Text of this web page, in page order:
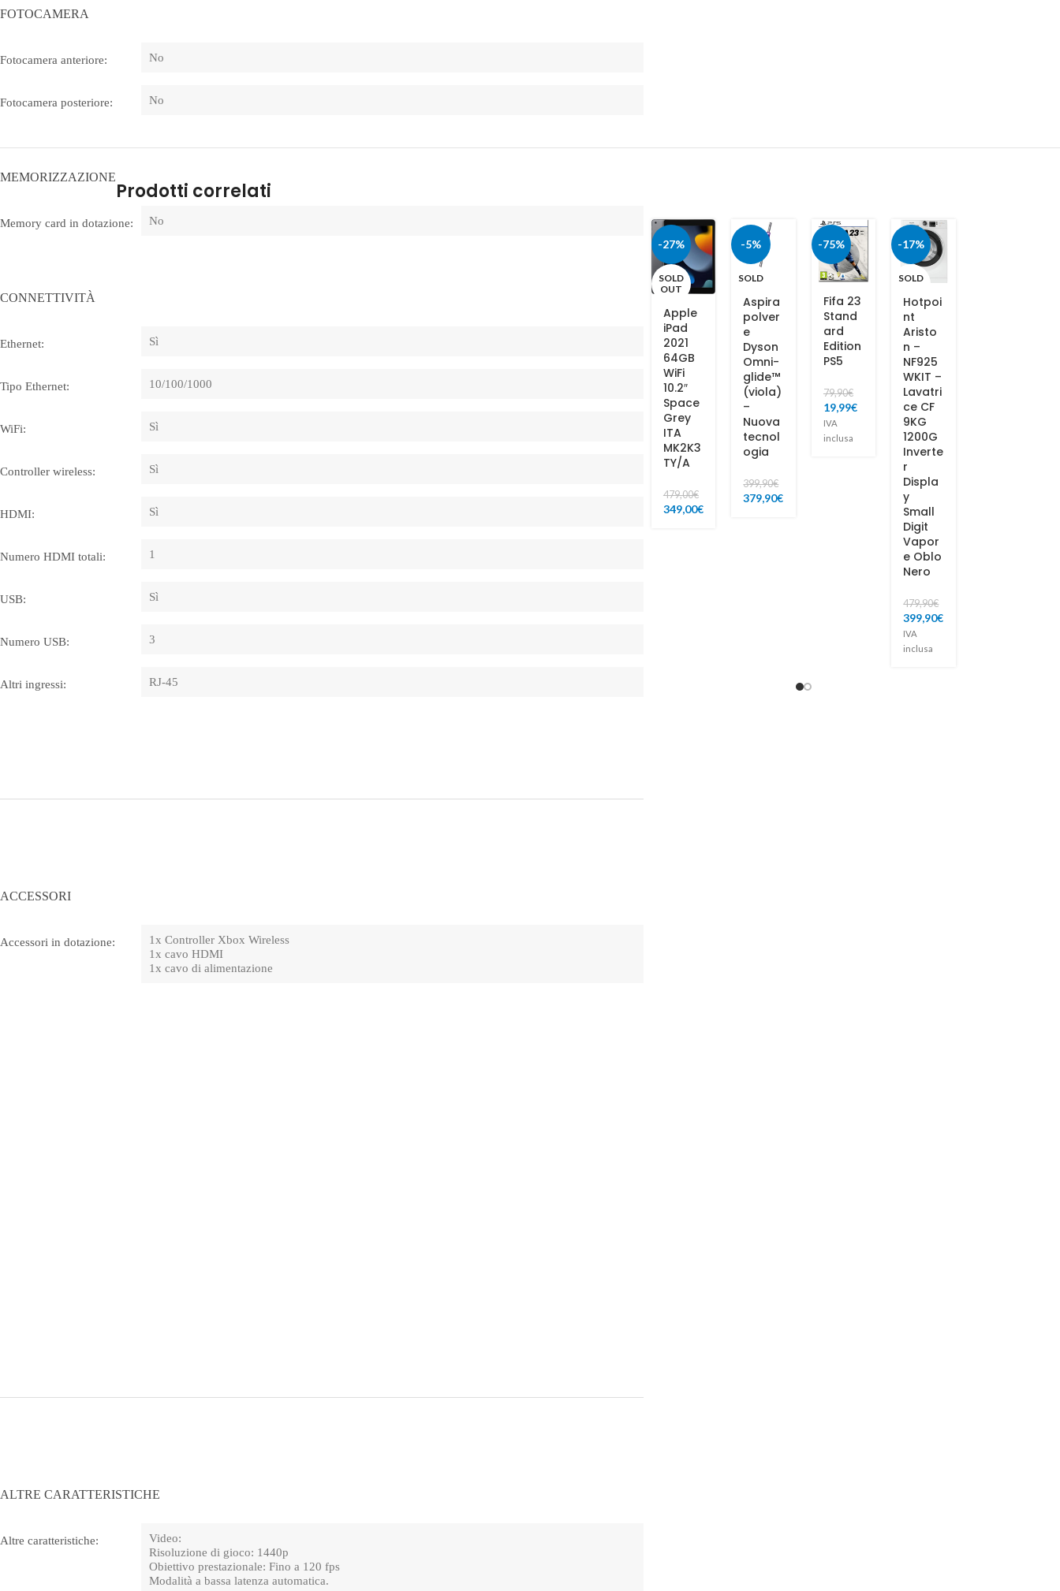
FOTOCAMERA
Fotocamera anteriore: No
Fotocamera posteriore: No
MEMORIZZAZIONE
Memory card in dotazione: No
CONNETTIVITÀ
Ethernet: Sì
Tipo Ethernet: 10/100/1000
WiFi: Sì
Controller wireless: Sì
HDMI: Sì
Numero HDMI totali: 1
USB: Sì
Numero USB: 3
Altri ingressi: RJ-45
ACCESSORI
Accessori in dotazione:
1x Controller Xbox Wireless
1x cavo HDMI
1x cavo di alimentazione
ALTRE CARATTERISTICHE
Altre caratteristiche:
Video:
Risoluzione di gioco: 1440p
Obiettivo prestazionale: Fino a 120 fps
Modalità a bassa latenza automatica.
Prodotti correlati
-27%
SOLD
OUT
Apple
iPad
2021
64GB
WiFi
10.2″
Space
Grey
ITA
MK2K3
TY/A
479,00€
349,00€
-5%
SOLD
Aspira
polver
e
Dyson
Omni-
glide™
(viola)
–
Nuova
tecnol
ogia
399,90€
379,90€
-75%
Fifa 23
Stand
ard
Edition
PS5
79,90€
19,99€
IVA
inclusa
-17%
SOLD
Hotpoi
nt
Aristo
n –
NF925
WKIT –
Lavatri
ce CF
9KG
1200G
Inverte
r
Displa
y
Small
Digit
Vapor
e Oblo
Nero
479,90€
399,90€
IVA
inclusa